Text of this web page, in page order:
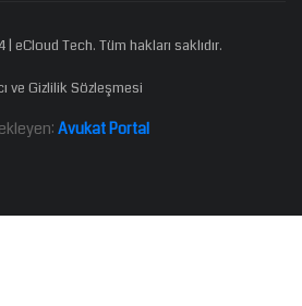
eCloud Tech. Tüm hakları saklıdır.
ve Gizlilik Sözleşmesi
Avukat Portal